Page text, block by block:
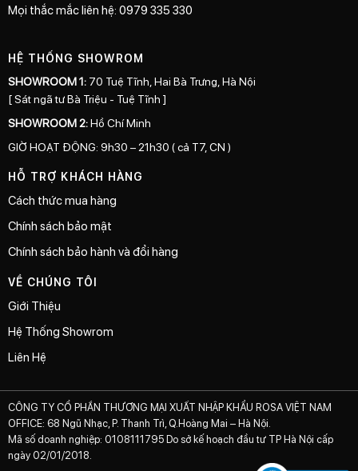
Mọi thắc mắc liên hệ: 0979 335 330
HỆ THỐNG SHOWROM
SHOWROOM 1: 70 Tuệ Tĩnh, Hai Bà Trưng, Hà Nội
[ Sát ngã tư Bà Triệu - Tuệ Tĩnh ]
SHOWROOM 2:Hồ Chí Minh
GIỜ HOẠT ĐỘNG: 9h30 – 21h30 ( cả T7, CN )
HỖ TRỢ KHÁCH HÀNG
Cách thức mua hàng
Chính sách bảo mật
Chính sách bảo hành và đổi hàng
VỀ CHÚNG TÔI
Giới Thiệu
Hệ Thống Showrom
Liên Hệ
CÔNG TY CỔ PHẦN THƯƠNG MẠI XUẤT NHẬP KHẨU ROSA VIỆT NAM
OFFICE: 68 Ngũ Nhạc, P. Thanh Trì, Q.Hoàng Mai – Hà Nội.
Mã số doanh nghiệp: 0108111795 Do sở kế hoạch đầu tư TP Hà Nội cấp
ngày 02/01/2018.